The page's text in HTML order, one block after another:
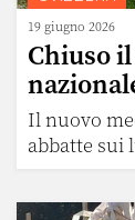
19 giugno 2026
Chiuso
Il nuovo
abbatte sui